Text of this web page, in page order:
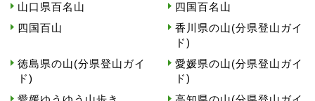
山口県百名山
四国百名山
四国百山
香川県の山(分県登山ガイ
ド)
徳島県の山(分県登山ガイ
ド)
愛媛県の山(分県登山ガイ
ド)